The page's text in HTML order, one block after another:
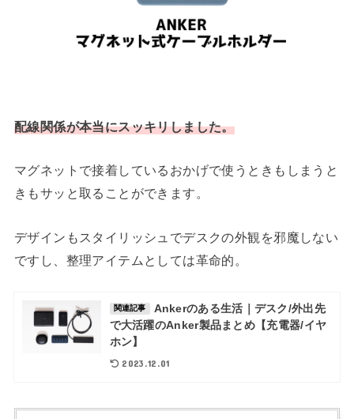
配線関係が本当にスッキリしました。
マグネットで接着しているおかげで使うときもしまうと
きもサッと取ることができます。
デザインもスタイリッシュでデスクの外観を邪魔しない
ですし、整理アイテムとしては革命的。
関連記事
Ankerのある生活｜デスク/外出先
で大活躍のAnker製品まとめ【充電器/イヤ
ホン】
2023.12.01